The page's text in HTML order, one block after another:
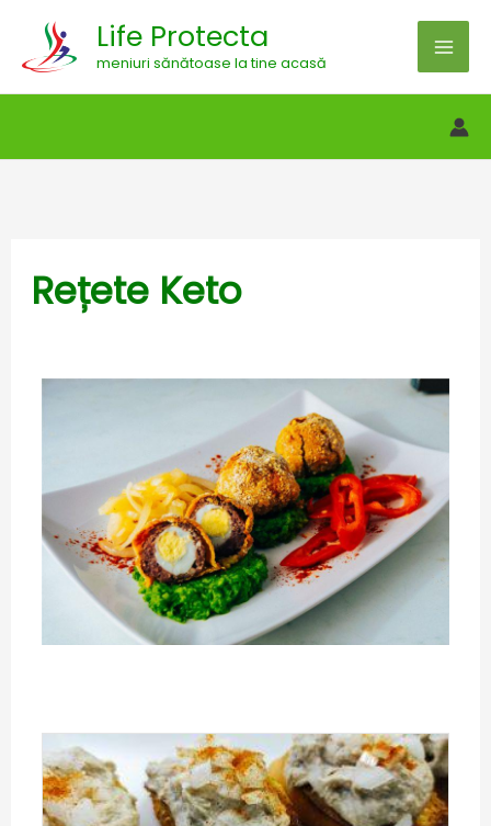
content
Life Protecta
meniuri sănătoase la tine acasă
Rețete Keto